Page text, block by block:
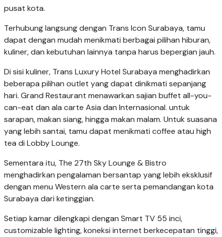
pusat kota.
Terhubung langsung dengan Trans Icon Surabaya, tamu
dapat dengan mudah menikmati berbagai pilihan hiburan,
kuliner, dan kebutuhan lainnya tanpa harus bepergian jauh.
Di sisi kuliner, Trans Luxury Hotel Surabaya menghadirkan
beberapa pilihan outlet yang dapat dinikmati sepanjang
hari. Grand Restaurant menawarkan sajian buffet all-you-
can-eat dan ala carte Asia dan Internasional. untuk
sarapan, makan siang, hingga makan malam. Untuk suasana
yang lebih santai, tamu dapat menikmati coffee atau high
tea di Lobby Lounge.
Sementara itu, The 27th Sky Lounge & Bistro
menghadirkan pengalaman bersantap yang lebih eksklusif
dengan menu Western ala carte serta pemandangan kota
Surabaya dari ketinggian.
Setiap kamar dilengkapi dengan Smart TV 55 inci,
customizable lighting, koneksi internet berkecepatan tinggi,